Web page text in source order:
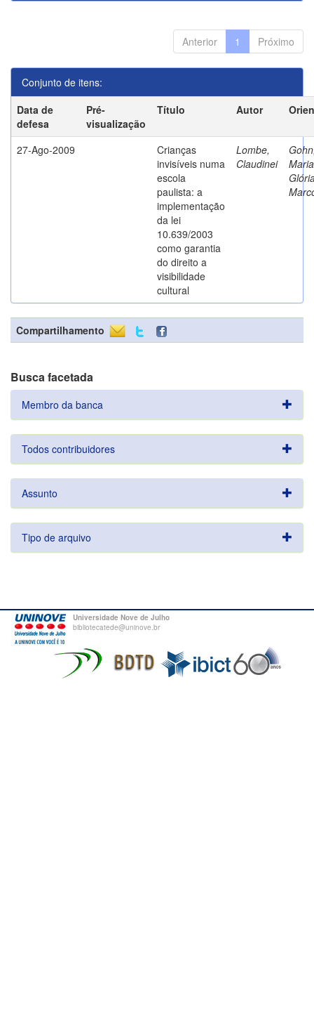
Anterior 1 Próximo
Conjunto de itens:
Data de
defesa
Pré-
visualização
Título Autor
27-Ago-2009
Crianças
invisíveis numa
escola
paulista: a
implementação
da lei
10.639/2003
como garantia
do direito a
visibilidade
cultural
Lombe,
Claudinei
Compartilhamento
Busca facetada
Membro da banca
Todos contribuidores
Assunto
Tipo de arquivo
Universidade Nove de Julho
bibliotecatede@uninove.br